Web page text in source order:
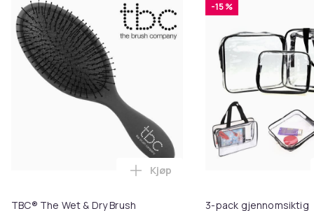
TBC® The Wet & Dry Brush
Legg TBC® The Wet & Dry
Kjøp
-15 %
3-pack gjennomsiktig